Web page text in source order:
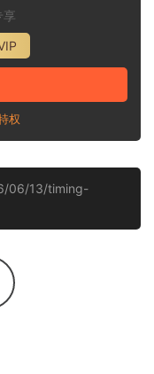
享
权
06/13/timing-